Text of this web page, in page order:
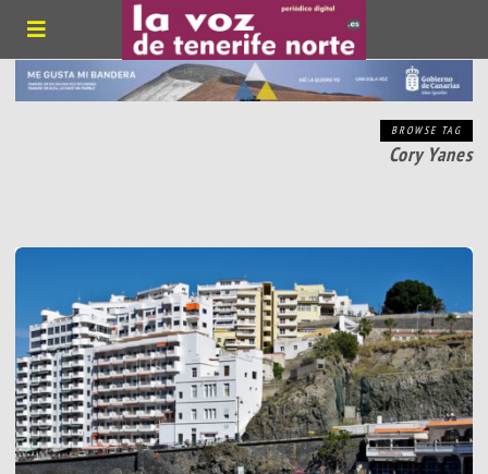
BROWSE TAG
Cory Yanes